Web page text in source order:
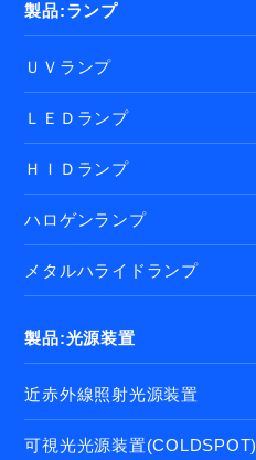
製品:ランプ
ＵＶランプ
ＬＥＤランプ
ＨＩＤランプ
ハロゲンランプ
メタルハライドランプ
製品:光源装置
近赤外線照射光源装置
可視光光源装置(COLDSPOT)